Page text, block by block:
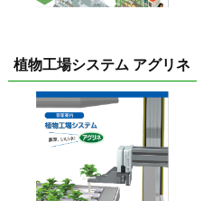
植物工場システム アグリネ